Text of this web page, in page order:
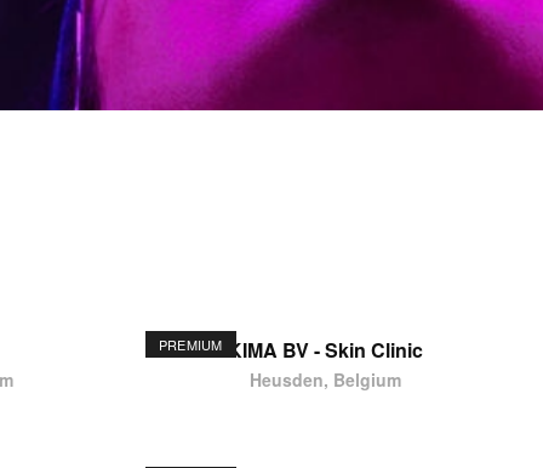
PREMIUM KIMA BV - Skin Clinic
Heusden, Belgium